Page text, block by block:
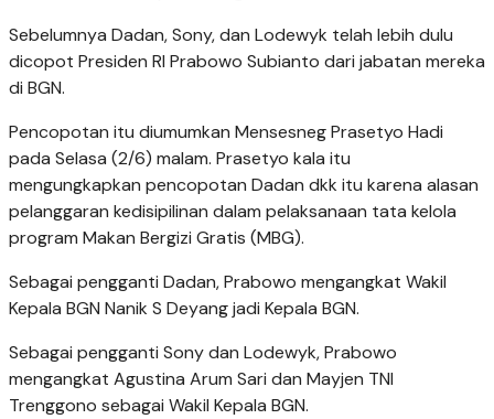
Sebelumnya Dadan, Sony, dan Lodewyk telah lebih dulu
dicopot Presiden RI Prabowo Subianto dari jabatan mereka
di BGN.
Pencopotan itu diumumkan Mensesneg Prasetyo Hadi
pada Selasa (2/6) malam. Prasetyo kala itu
mengungkapkan pencopotan Dadan dkk itu karena alasan
pelanggaran kedisipilinan dalam pelaksanaan tata kelola
program Makan Bergizi Gratis (MBG).
Sebagai pengganti Dadan, Prabowo mengangkat Wakil
Kepala BGN Nanik S Deyang jadi Kepala BGN.
Sebagai pengganti Sony dan Lodewyk, Prabowo
mengangkat Agustina Arum Sari dan Mayjen TNI
Trenggono sebagai Wakil Kepala BGN.